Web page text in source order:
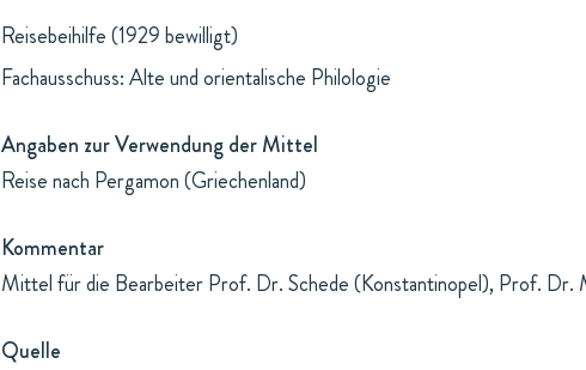
Reisebeihilfe (1929 bewilligt)
Fachausschuss: Alte und orientalische Philologie
Angaben zur Verwendung der Mittel
Reise nach Pergamon (Griechenland)
Kommentar
Mittel für die Bearbeiter Prof. Dr. Schede (Konstantinopel), Prof. Dr.
Quelle